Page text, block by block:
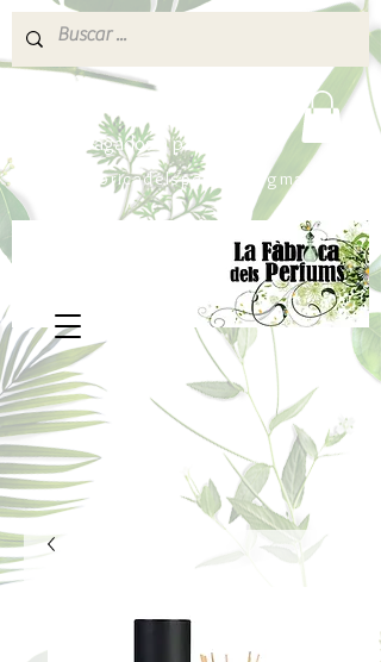
640 377 187
Portes pagados a partir de 80€
lafabricadelsperfums@gmail.com